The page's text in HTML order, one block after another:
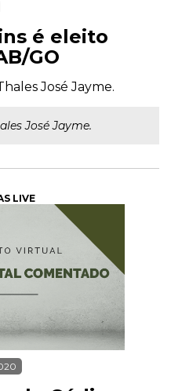
é eleito
GO
José Jayme.
José Jayme.
LIVE